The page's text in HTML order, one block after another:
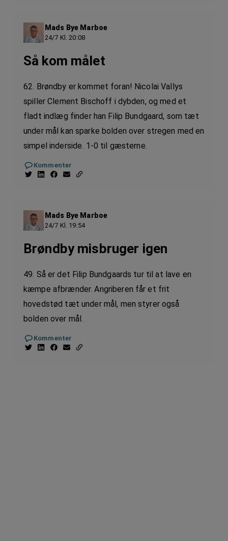
24/7 Kl. 20:08
Mads Bye Marboe
Så kom målet
62. Brøndby er kommet foran! Nicolai Vallys
spiller Clement Bischoff i dybden, og med et
fladt indlæg finder han Filip Bundgaard, som tæt
under mål kan sparke bolden over stregen med en
simpel inderside. 1-0 til gæsterne.
Kommenter
24/7 Kl. 19:54
Mads Bye Marboe
Brøndby misbruger igen
49. Så er det Filip Bundgaards tur til at lave en
kæmpe afbrænder. Angriberen får et frit
hovedstød tæt under mål, men styrer også
bolden over mål.
Kommenter